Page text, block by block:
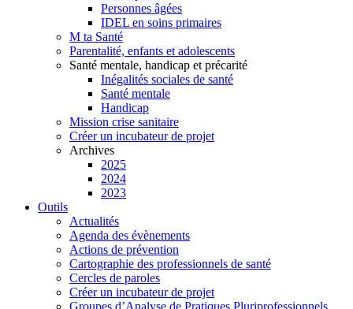
Personnes âgées
IDEL en soins primaires
M ta Santé
Parentalité, enfants et adolescents
Santé mentale, handicap et précarité
Inégalités sociales de santé
Santé mentale
Handicap
Mission crise sanitaire
Créer un incubateur de projet
Archives
2025
2024
2023
Outils
Actualités
Agenda des évènements
Actions de prévention
Cartographie des professionnels de santé
Cercles de paroles
Créer un incubateur de projet
Groupes d’Analyse de Pratiques Pluriprofessionnels